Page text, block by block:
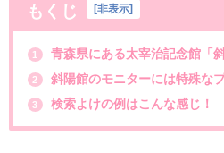
もくじ 非表示
1 青森県にある太宰治記念館「斜
2 斜陽館のモニターには特殊な
3 検索よけの例はこんな感じ！